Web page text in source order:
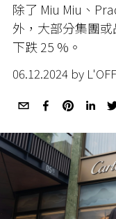
除了 Miu Miu、
外，大部分集團
下跌 25 %。
06.12.2024 by